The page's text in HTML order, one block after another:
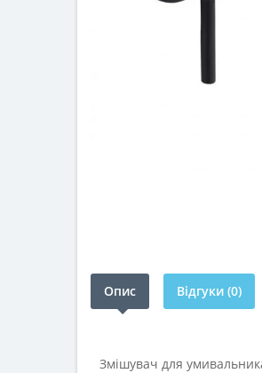
Опис Відгуки (0)
Змішувач для